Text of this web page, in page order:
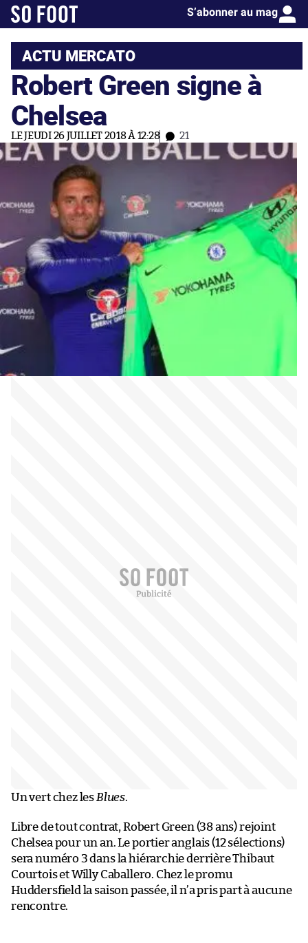
S’abonner au mag
ACTU MERCATO
Robert Green signe à
Chelsea
LE JEUDI 26 JUILLET 2018 À 12:28 21
Un vert chez les Blues.
Libre de tout contrat, Robert Green (38 ans) rejoint
Chelsea pour un an. Le portier anglais (12 sélections)
sera numéro 3 dans la hiérarchie derrière Thibaut
Courtois et Willy Caballero. Chez le promu
Huddersfield la saison passée, il n’a pris part à aucune
rencontre.